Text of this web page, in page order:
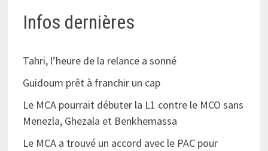
Infos dernières
Tahri, l’heure de la relance a sonné
Guidoum prêt à franchir un cap
Le MCA pourrait débuter la L1 contre le MCO sans
Menezla, Ghezala et Benkhemassa
Le MCA a trouvé un accord avec le PAC pour